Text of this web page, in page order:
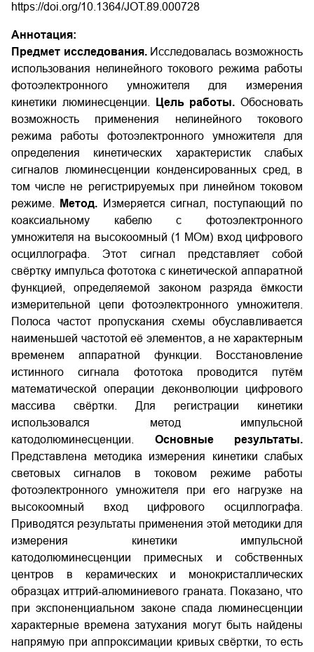
https://doi.org/10.1364/JOT.89.000728
Аннотация:
Предмет исследования.Исследовалась возможность
использования нелинейного токового режима работы
фотоэлектронного умножителя для измерения
кинетики люминесценции.
Цель работы. Обосновать
возможность применения нелинейного токового
режима работы фотоэлектронного умножителя для
определения кинетических характеристик слабых
сигналов люминесценции конденсированных сред, в
том числе не регистрируемых при линейном токовом
режиме.
Метод. Измеряется сигнал, поступающий по
коаксиальному кабелю с фотоэлектронного
умножителя на высокоомный (1 МОм) вход цифрового
осциллографа. Этот сигнал представляет собой
свёртку импульса фототока с кинетической аппаратной
функцией, определяемой законом разряда ёмкости
измерительной цепи фотоэлектронного умножителя.
Полоса частот пропускания схемы обуславливается
наименьшей частотой её элементов, а не характерным
временем аппаратной функции. Восстановление
истинного сигнала фототока проводится путём
математической операции деконволюции цифрового
массива свёртки. Для регистрации кинетики
использовался метод импульсной
катодолюминесценции. Основные результаты.
Представлена методика измерения кинетики слабых
световых сигналов в токовом режиме работы
фотоэлектронного умножителя при его нагрузке на
высокоомный вход цифрового осциллографа.
Приводятся результаты применения этой методики для
измерения кинетики импульсной
катодолюминесценции примесных и собственных
центров в керамических и монокристаллических
образцах иттрий-алюминиевого граната. Показано, что
при экспоненциальном законе спада люминесценции
характерные времена затухания могут быть найдены
напрямую при аппроксимации кривых свёртки, то есть